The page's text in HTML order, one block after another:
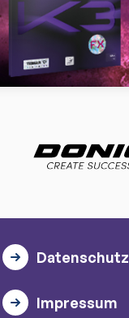
Datenschutz
Impressum